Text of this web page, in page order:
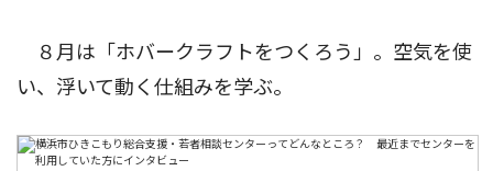
８月は「ホバークラフトをつくろう」。空気を使
い、浮いて動く仕組みを学ぶ。